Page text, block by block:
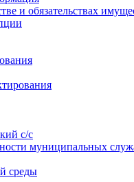
и обязательствах
с/с
муниципальных
среды